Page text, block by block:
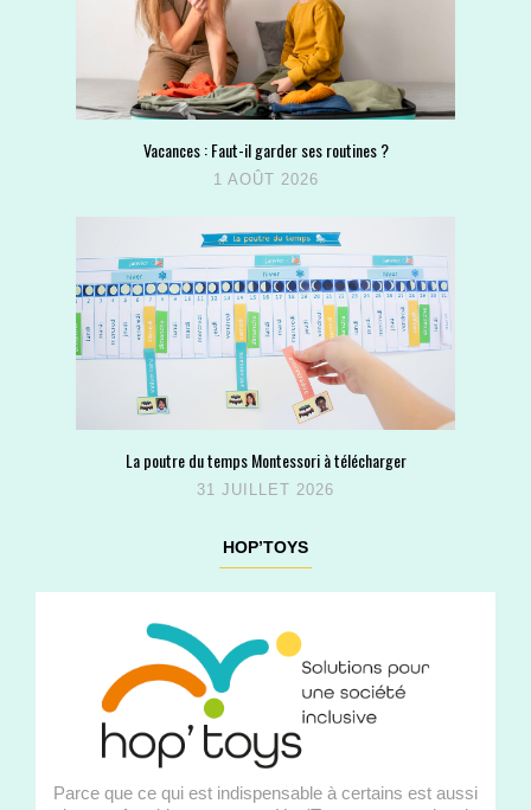
Vacances : Faut-il garder ses routines ?
1 AOÛT 2026
La poutre du temps Montessori à télécharger
31 JUILLET 2026
HOP’TOYS
Parce que ce qui est indispensable à certains est aussi